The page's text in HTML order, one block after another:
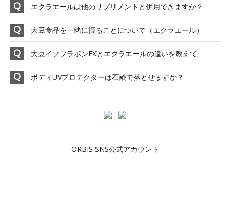
エクラエールは他のサプリメントと併用できますか？
大豆食品を一緒に摂ることについて（エクラエール）
大豆イソフラボンEXとエクラエールの違いを教えて
ボディUVプロテクターは石鹸で落とせますか？
ORBIS SNS公式アカウント